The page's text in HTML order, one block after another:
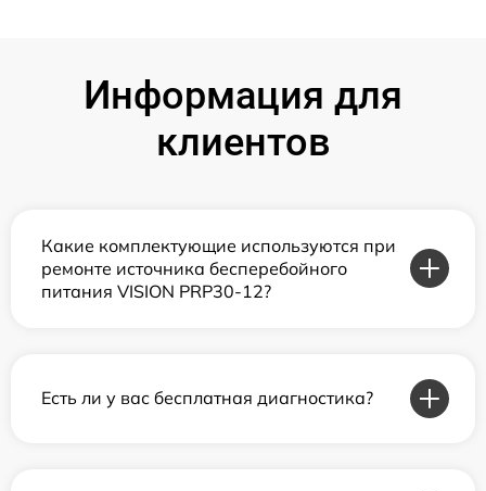
Информация для
клиентов
Какие комплектующие используются при
ремонте источника бесперебойного
питания VISION PRP30-12?
Есть ли у вас бесплатная диагностика?